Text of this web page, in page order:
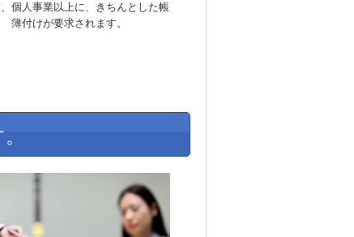
個人事業以上に、きちんとした帳
簿付けが要求されます。